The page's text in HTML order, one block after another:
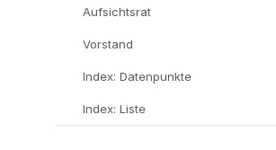
Aufsichtsrat
Vorstand
Index: Datenpunkte
Index: Liste